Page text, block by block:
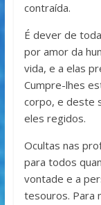
contraída.
É dever de
por amor da
vida, e a elas
Cumpre-lhes
corpo, e deste
eles regidos.
Ocultas nas
para todos
vontade e a
tesouros. Para